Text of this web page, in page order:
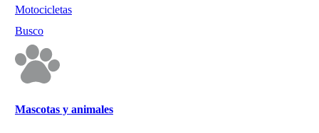
Motocicletas
Busco
Mascotas y animales